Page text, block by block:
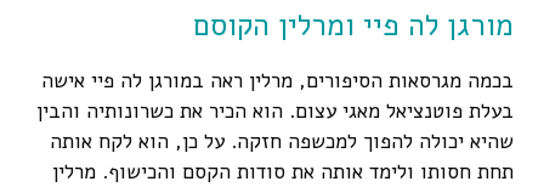
מורגן לה פיי ומרלין הקוסם
בכמה מגרסאות הסיפורים, מרלין ראה במורגן לה פיי אישה
בעלת פוטנציאל מאגי עצום. הוא הכיר את כשרונותיה והבין
שהיא יכולה להפוך למכשפה חזקה. על כן, הוא לקח אותה
תחת חסותו ולימד אותה את סודות הקסם והכישוף. מרלין